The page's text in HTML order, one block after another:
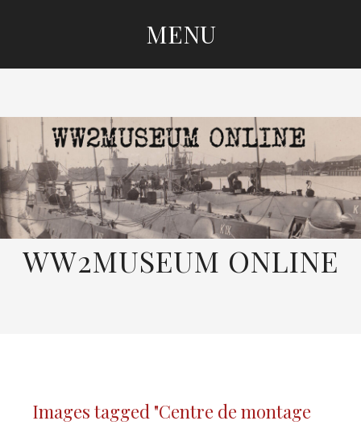
MENU
CONTENT
WW2MUSEUM ONLINE
Images tagged "Centre de montage